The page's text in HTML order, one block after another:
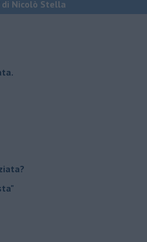
Nicolò Stella